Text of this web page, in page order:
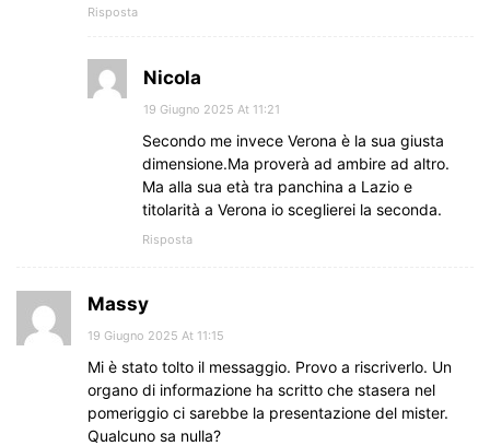
Risposta
Nicola
19 Giugno 2025 At 11:21
Secondo me invece Verona è la sua giusta
dimensione.Ma proverà ad ambire ad altro.
Ma alla sua età tra panchina a Lazio e
titolarità a Verona io sceglierei la seconda.
Risposta
Massy
19 Giugno 2025 At 11:15
Mi è stato tolto il messaggio. Provo a riscriverlo. Un
organo di informazione ha scritto che stasera nel
pomeriggio ci sarebbe la presentazione del mister.
Qualcuno sa nulla?